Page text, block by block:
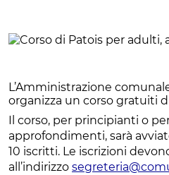
L’Amministrazione
organizza un corso gratuiti
Il corso, per principianti o
approfondimenti, sarà
10 iscritti. Le iscrizioni
all’indirizzo